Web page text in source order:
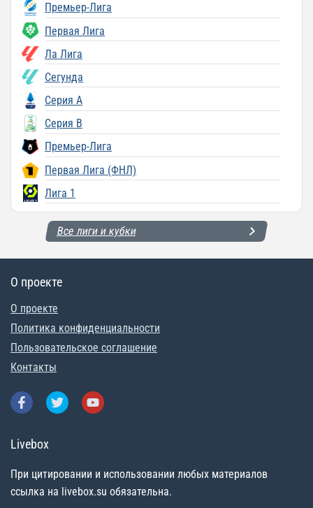
Премьер-Лига
Первая Лига
Ла Лига
Сегунда
Серия A
Серия B
Премьер-Лига
Первая Лига (ФНЛ)
Лига 1
Все лиги и кубки
О проекте
О проекте
Политика конфиденциальности
Пользовательское соглашение
Контакты
Livebox
При цитировании и использовании любых материалов
ссылка на livebox.su обязательна.